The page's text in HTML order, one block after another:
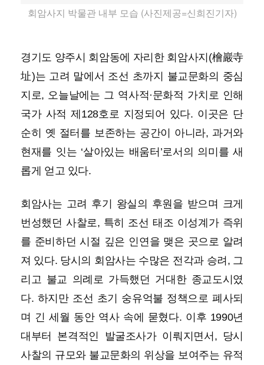
회암사지 박물관 내부 모습 (사진제공=신희진기자)
경기도 양주시 회암동에 자리한 회암사지(檜巖寺
址)는 고려 말에서 조선 초까지 불교문화의 중심
지로, 오늘날에는 그 역사적·문화적 가치로 인해
국가 사적 제128호로 지정되어 있다. 이곳은 단
순히 옛 절터를 보존하는 공간이 아니라, 과거와
현재를 잇는 ‘살아있는 배움터’로서의 의미를 새
롭게 얻고 있다.
회암사는 고려 후기 왕실의 후원을 받으며 크게
번성했던 사찰로, 특히 조선 태조 이성계가 즉위
를 준비하던 시절 깊은 인연을 맺은 곳으로 알려
져 있다. 당시의 회암사는 수많은 전각과 승려, 그
리고 불교 의례로 가득했던 거대한 종교도시였
다. 하지만 조선 초기 숭유억불 정책으로 폐사되
며 긴 세월 동안 역사 속에 묻혔다. 이후 1990년
대부터 본격적인 발굴조사가 이뤄지면서, 당시
사찰의 규모와 불교문화의 위상을 보여주는 유적